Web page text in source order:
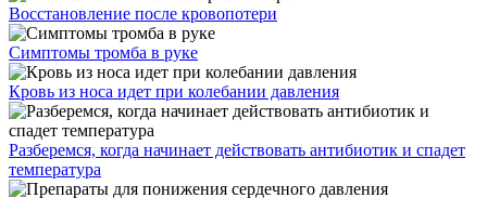
Восстановление после кровопотери
Симптомы тромба в руке
Кровь из носа идет при колебании давления
Разберемся, когда начинает действовать антибиотик и спадет
температура